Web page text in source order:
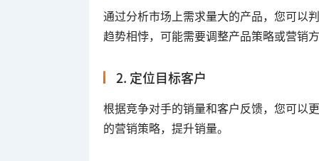
通过分析市场上需求量大的产品，您可以
趋势相悖，可能需要调整产品策略或营销
2. 定位目标客户
根据竞争对手的销量和客户反馈，您可以
的营销策略，提升销量。